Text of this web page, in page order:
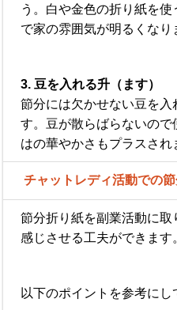
う。白や金色の折り紙を
で家の雰囲気が明るくなり
3. 豆を入れる升（ます）
節分には欠かせない豆を入
す。豆が散らばらないの
はの華やかさもプラスされ
チャットレディ活動での
節分折り紙を副業活動に
感じさせる工夫ができます
以下のポイントを参考にし